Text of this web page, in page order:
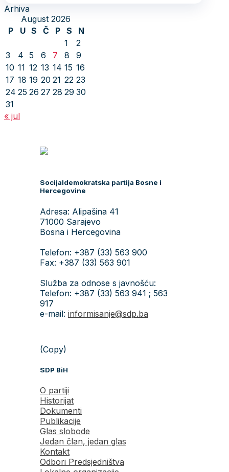
Arhiva
August 2026
P
U S Č P S
N
1
2
3
4 5 6 7 8
9
10 11 12 13 14 15 16
17 18 19 20 21 22 23
24 25 26 27 28 29 30
31
« jul
Socijaldemokratska partija Bosne i
Hercegovine
Adresa: Alipašina 41
71000 Sarajevo
Bosna i Hercegovina
Telefon: +387 (33) 563 900
Fax: +387 (33) 563 901
Služba za odnose s javnošću:
Telefon: +387 (33) 563 941 ; 563
917
e-mail: informisanje@sdp.ba
(Copy)
SDP BiH
O partiji
Historijat
Dokumenti
Publikacije
Glas slobode
Jedan član, jedan glas
Kontakt
Odbori Predsjedništva